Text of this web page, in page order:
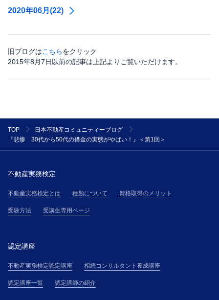
2020年06月(22)
旧ブログはこちらをクリック
2015年8月7日以前の記事は上記よりご覧いただけます。
TOP
日本不動産コミュニティーブログ
『悲惨 30代から50代の借金の実態がやばい！』＜第1回＞
不動産実務検定
不動産実務検定とは 種類について 資格取得のメリット
受験方法 受講生専用ページ
認定講座
不動産実務検定認定講座 相続コンサルタント養成講座
認定講座一覧 認定講師の紹介